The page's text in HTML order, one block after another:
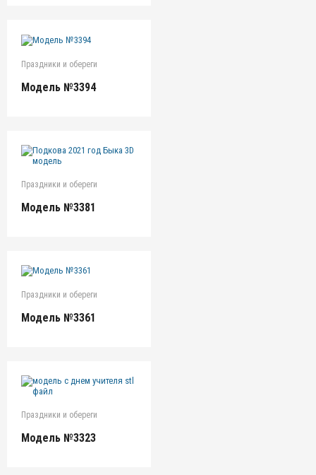
Праздники и обереги
Модель №3394
Праздники и обереги
Модель №3381
Праздники и обереги
Модель №3361
Праздники и обереги
Модель №3323